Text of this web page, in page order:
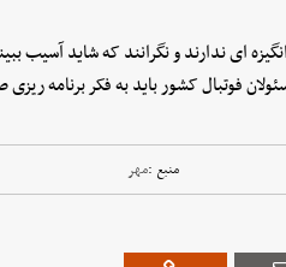
ای ندارند و نگرانند که شاید آسیب
فوتبال کشور باید به فکر برنامه
منبع :مهر